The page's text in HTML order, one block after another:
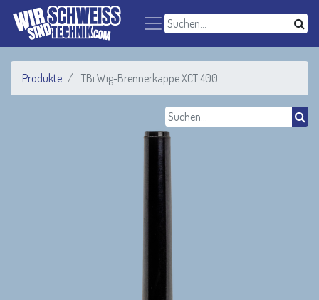
Produkte TBi Wig-Brennerkappe XCT 400